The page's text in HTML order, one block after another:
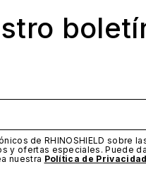
de RHINOSHIELD sobre
y ofertas especiales. Puede
nuestra Política de Privacidad